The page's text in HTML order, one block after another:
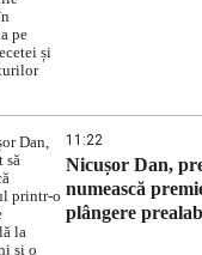
11:22
Nicușor Dan,
numească
plângere